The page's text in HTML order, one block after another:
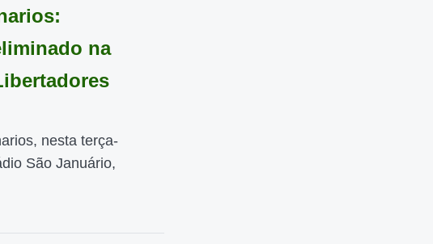
na
nesta terça-
São Januário,